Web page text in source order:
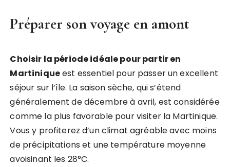
Préparer son voyage en amont
Choisir la période idéale pour partir en
Martiniqueest essentiel pour passer un excellent
séjour sur l’île. La saison sèche, qui s’étend
généralement de décembre à avril, est considérée
comme la plus favorable pour visiter la Martinique.
Vous y profiterez d’un climat agréable avec moins
de précipitations et une température moyenne
avoisinant les 28°C.